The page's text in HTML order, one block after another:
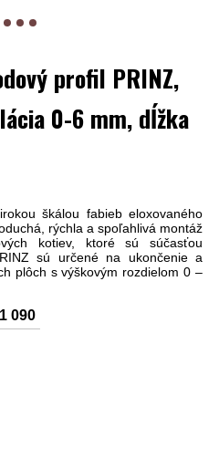
profil PRINZ,
0-6 mm, dĺžka
škálou fabieb eloxovaného
rýchla a spoľahlivá montáž
kotiev, ktoré sú súčasťou
sú určené na ukončenie a
plôch s výškovým rozdielom 0 –
090